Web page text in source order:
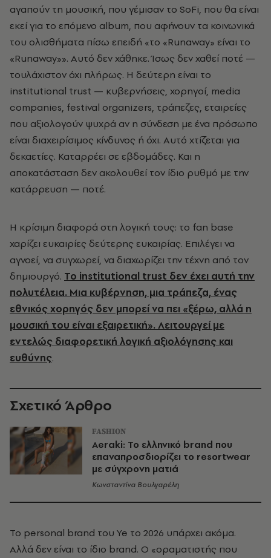
αγαπούν τη μουσική, που γέμισαν το SoFi, που θα είναι
εκεί για το επόμενο album, που αφήνουν τα κοινωνικά
του ολισθήματα πίσω επειδή «το «Runaway» είναι το
«Runaway»». Αυτό δεν χάθηκε. Ίσως δεν χαθεί ποτέ —
τουλάχιστον όχι πλήρως. Η δεύτερη είναι το
institutional trust — κυβερνήσεις, χορηγοί, media
companies, festival organizers, τράπεζες, εταιρείες
που αξιολογούν ψυχρά αν η σύνδεση με ένα πρόσωπο
είναι διαχειρίσιμος κίνδυνος ή όχι. Αυτό χτίζεται για
δεκαετίες. Καταρρέει σε εβδομάδες. Και η
αποκατάσταση δεν ακολουθεί τον ίδιο ρυθμό με την
κατάρρευση — ποτέ.
Η κρίσιμη διαφορά στη λογική τους: το fan base
χαρίζει ευκαιρίες δεύτερης ευκαιρίας. Επιλέγει να
αγνοεί, να συγχωρεί, να διαχωρίζει την τέχνη από τον
δημιουργό. Το institutional trust δεν έχει αυτή την
πολυτέλεια. Μια κυβέρνηση, μια τράπεζα, ένας
εθνικός χορηγός δεν μπορεί να πει «ξέρω, αλλά η
μουσική του είναι εξαιρετική». Λειτουργεί με
εντελώς διαφορετική λογική αξιολόγησης και
ευθύνης.
Σχετικό Άρθρο
FASHION
Aeraki: Το ελληνικό brand που
επαναπροσδιορίζει το resortwear
με σύγχρονη ματιά
Κωνσταντίνα Βουλγαρέλη
Το personal brand του Ye το 2026 υπάρχει ακόμα.
Αλλά δεν είναι το ίδιο brand. Ο «οραματιστής που